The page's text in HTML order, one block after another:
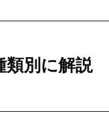
別に解説